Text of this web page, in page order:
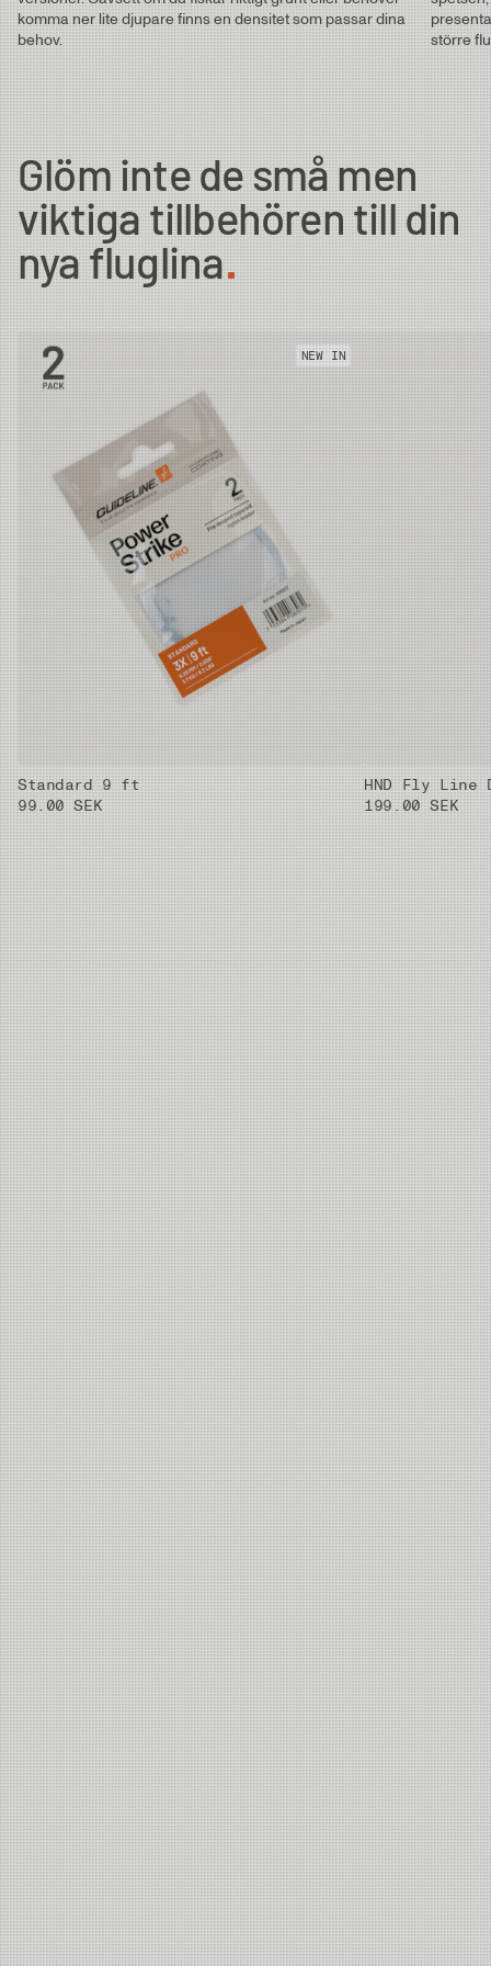
#6 11.4m 16g 30m
#7 11.4m 18g 32m
#8 11.4m 20g 32m
#9 11.4m 22g 32m
komma ner lite djupare finns en densitet som passar dina
behov.
större
Glöm inte de små men
viktiga tillbehören till din
nya fluglina
NEW IN
Standard 9 ft
99.00 SEK
HND Fly Line
199.00 SEK